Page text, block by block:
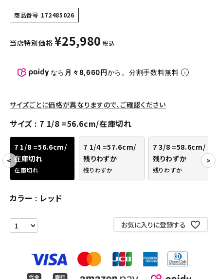
その他バッグ類
スニーカー・ブーツ
パンツ・ショーツ
SEASON
CONTENTS
ACCOUNT MENU
ようこそ ゲスト 様
meeting_room ログイン
商品番号 172485026
当店特別価格 ¥25,980 税込
なら 月々8,660円から。分割手数料無料
サイズごとに価格が異なりますので、ご確認ください
サイズ 7 1/8 =56.6cm/在庫切れ
7 1/8 =56.6cm/
在庫切れ
在庫切れ
7 1/4 =57.6cm/
残りわずか
残りわずか
7 3/8 =58.6cm/
残りわずか
残りわずか
カラー レッド
お気に入りに登録する